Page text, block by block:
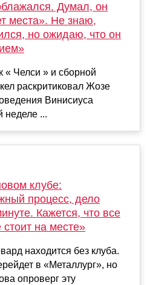
Думал, он
места». Не знаю,
но ожидаю, что он
Челси » и сборной
раскритиковал Жозе
Винисиуса
...
клубе:
процесс, дело
Кажется, что все
стоит на месте»
находится без клуба.
в «Металлург», но
опроверг эту